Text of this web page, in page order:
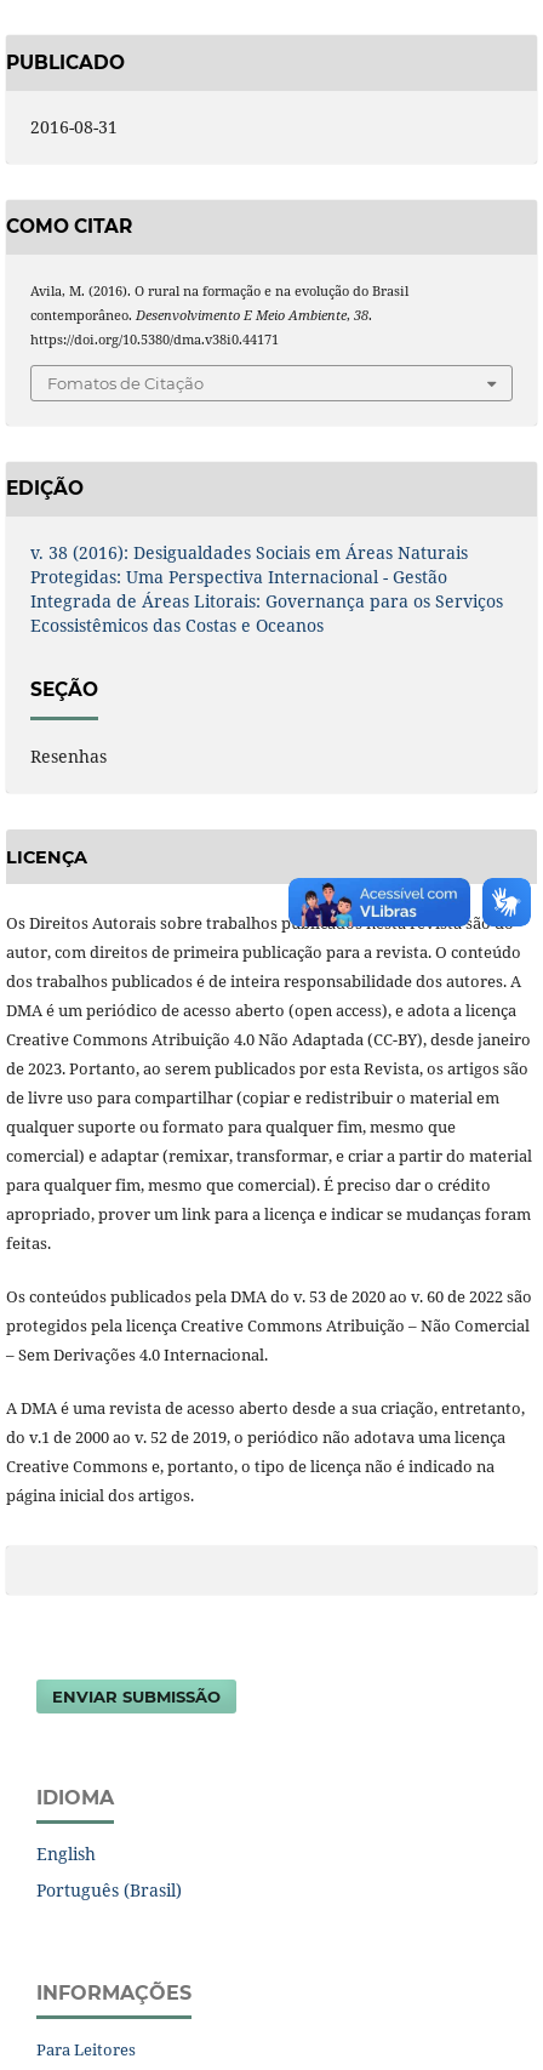
PUBLICADO
2016-08-31
COMO CITAR
Avila, M. (2016). O rural na formação e na evolução do Brasil
contemporâneo. Desenvolvimento E Meio Ambiente, 38.
https://doi.org/10.5380/dma.v38i0.44171
Fomatos de Citação
EDIÇÃO
v. 38 (2016): Desigualdades Sociais em Áreas Naturais
Protegidas: Uma Perspectiva Internacional - Gestão
Integrada de Áreas Litorais: Governança para os Serviços
Ecossistêmicos das Costas e Oceanos
SEÇÃO
Resenhas
LICENÇA
Os Direitos Autorais sobre trabalhos publicados nesta revista são do
autor, com direitos de primeira publicação para a revista. O conteúdo
dos trabalhos publicados é de inteira responsabilidade dos autores. A
DMA é um periódico de acesso aberto (open access), e adota a licença
Creative Commons Atribuição 4.0 Não Adaptada (CC-BY), desde janeiro
de 2023. Portanto, ao serem publicados por esta Revista, os artigos são
de livre uso para compartilhar (copiar e redistribuir o material em
qualquer suporte ou formato para qualquer fim, mesmo que
comercial) e adaptar (remixar, transformar, e criar a partir do material
para qualquer fim, mesmo que comercial). É preciso dar o crédito
apropriado, prover um link para a licença e indicar se mudanças foram
feitas.
Os conteúdos publicados pela DMA do v. 53 de 2020 ao v. 60 de 2022 são
protegidos pela licença Creative Commons Atribuição – Não Comercial
– Sem Derivações 4.0 Internacional.
A DMA é uma revista de acesso aberto desde a sua criação, entretanto,
do v.1 de 2000 ao v. 52 de 2019, o periódico não adotava uma licença
Creative Commons e, portanto, o tipo de licença não é indicado na
página inicial dos artigos.
ENVIAR SUBMISSÃO
IDIOMA
English
Português (Brasil)
INFORMAÇÕES
Para Leitores